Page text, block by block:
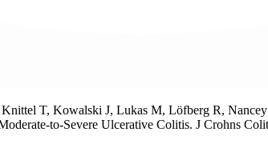
T, Kowalski J, Lukas M, Löfberg R,
to-Severe Ulcerative Colitis. J Crohns